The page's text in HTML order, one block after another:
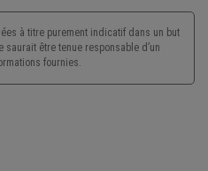
à titre purement indicatif dans un but
être tenue responsable d’un
fournies.